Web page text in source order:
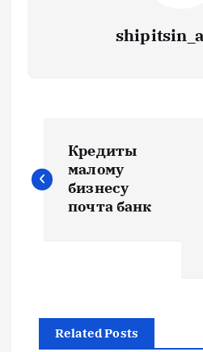
а
Кредиты
малому
бизнесу
почта банк
Related Posts